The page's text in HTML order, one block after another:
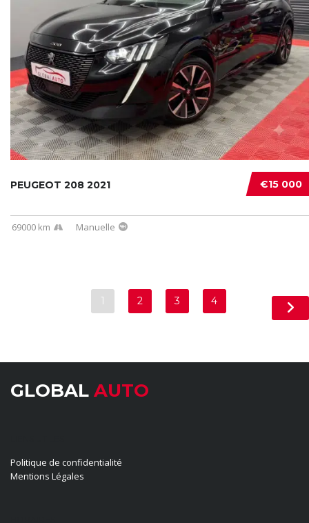
€15 000
PEUGEOT 208 2021
69000 km Manuelle
1 2 3 4
GLOBAL AUTO
Politique de confidentialité
Mentions Légales